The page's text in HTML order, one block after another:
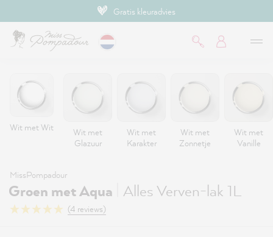
Gratis kleuradvies
Wit met Wit
Wit met
Glazuur
Wit met
Karakter
Wit met
Zonnetje
Wit met
Vanille
MissPompadour
Groen met Aqua Alles Verven-lak 1L
(4 reviews)